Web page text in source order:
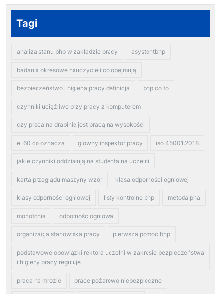
Tagi
analiza stanu bhp w zakładzie pracy asystentbhp
badania okresowe nauczycieli co obejmują
bezpieczeństwo i higiena pracy definicja bhp co to
czynniki uciążliwe przy pracy z komputerem
czy praca na drabinie jest pracą na wysokości
ei 60 co oznacza glowny inspektor pracy iso 45001:2018
jakie czynniki oddziałują na studenta na uczelni
karta przeglądu maszyny wzór klasa odporności ogniowej
klasy odporności ogniowej listy kontrolne bhp metoda pha
monotonia odpornośc ogniowa
organizacja stanowiska pracy pierwsza pomoc bhp
podstawowe obowiązki rektora uczelni w zakresie bezpieczeństwa
i higieny pracy reguluje
praca na mrozie prace pożarowo niebezpieczne